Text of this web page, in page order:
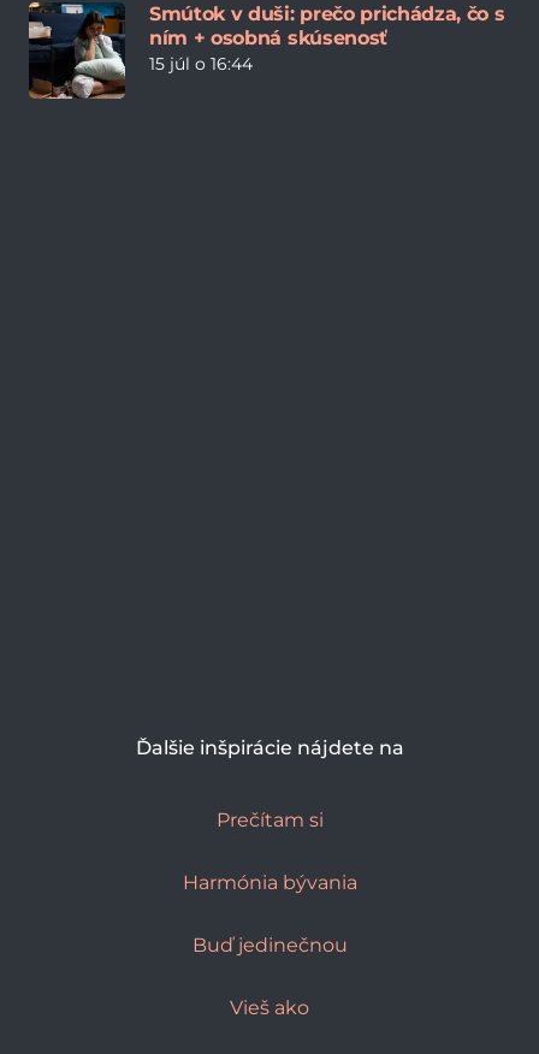
Smútok v duši: prečo prichádza, čo s
ním + osobná skúsenosť
15 júl o 16:44
Ďalšie inšpirácie nájdete na
Prečítam si
Harmónia bývania
Buď jedinečnou
Vieš ako